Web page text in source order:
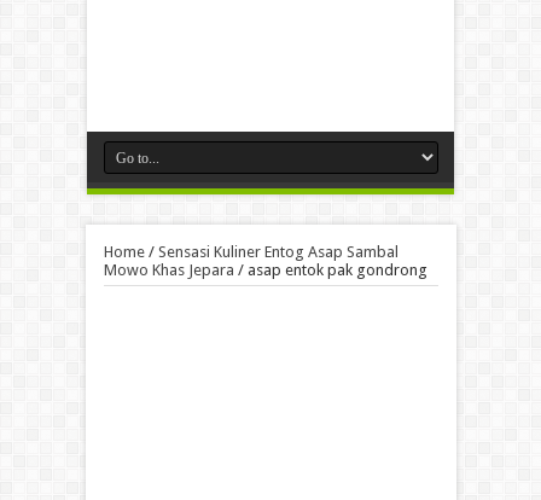
Home/ Sensasi Kuliner Entog Asap Sambal
Mowo Khas Jepara / asap entok pak gondrong